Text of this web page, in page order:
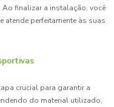
Ao finalizar a instalação, você
atende perfeitamente às suas
crucial para garantir a
do material utilizado,